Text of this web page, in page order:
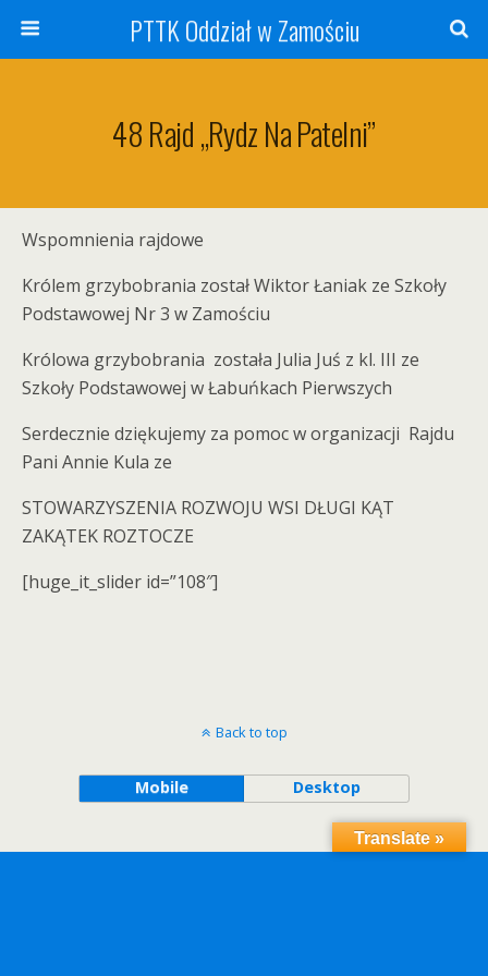
PTTK Oddział w Zamościu
48 Rajd „Rydz Na Patelni”
Wspomnienia rajdowe
Królem grzybobrania został Wiktor Łaniak ze Szkoły
Podstawowej Nr 3 w Zamościu
Królowa grzybobrania została Julia Juś z kl. III ze
Szkoły Podstawowej w Łabuńkach Pierwszych
Serdecznie dziękujemy za pomoc w organizacji Rajdu
Pani Annie Kula ze
STOWARZYSZENIA ROZWOJU WSI DŁUGI KĄT
ZAKĄTEK ROZTOCZE
[huge_it_slider id=”108″]
Back to top
Mobile Desktop
Translate »